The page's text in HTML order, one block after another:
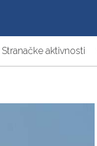
Stranačke aktivnosti